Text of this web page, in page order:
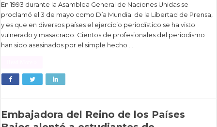
En 1993 durante la Asamblea General de Naciones Unidas se
proclamó el 3 de mayo como Día Mundial de la Libertad de Prensa,
y es que en diversos países el ejercicio periodístico se ha visto
vulnerado y masacrado. Cientos de profesionales del periodismo
han sido asesinados por el simple hecho …
Embajadora del Reino de los Países